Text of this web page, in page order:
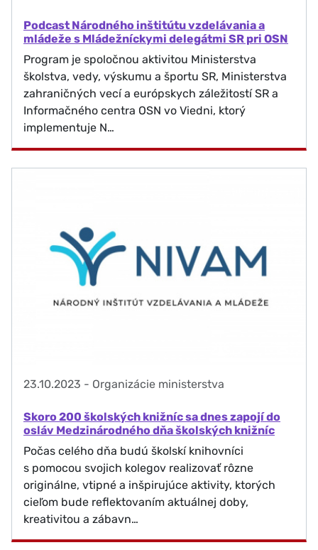
Podcast Národného inštitútu vzdelávania a
mládeže s Mládežníckymi delegátmi SR pri OSN
Program je spoločnou aktivitou Ministerstva
školstva, vedy, výskumu a športu SR, Ministerstva
zahraničných vecí a európskych záležitostí SR a
Informačného centra OSN vo Viedni, ktorý
implementuje N…
23.10.2023 - Organizácie ministerstva
Skoro 200 školských knižníc sa dnes zapojí do
osláv Medzinárodného dňa školských knižníc
Počas celého dňa budú školskí knihovníci
s pomocou svojich kolegov realizovať rôzne
originálne, vtipné a inšpirujúce aktivity, ktorých
cieľom bude reflektovaním aktuálnej doby,
kreativitou a zábavn…